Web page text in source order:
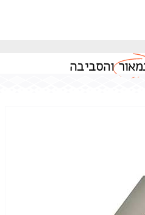
והסביבה